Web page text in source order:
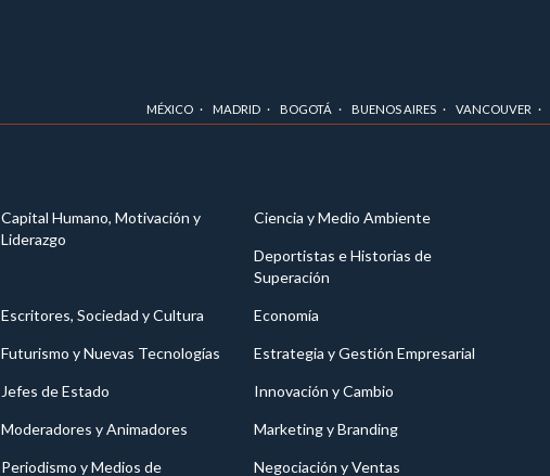
MÉXICO MADRID BOGOTÁ BUENOS AIRES VANCOUVER
Capital Humano, Motivación y
Liderazgo
Ciencia y Medio Ambiente
Deportistas e Historias de
Superación
Economía
Escritores, Sociedad y Cultura
Estrategia y Gestión Empresarial
Futurismo y Nuevas Tecnologías
Innovación y Cambio
Jefes de Estado
Marketing y Branding
Moderadores y Animadores
Negociación y Ventas
Periodismo y Medios de